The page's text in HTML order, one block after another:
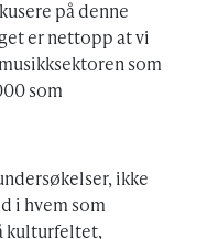
på denne
er nettopp at vi
som
som
ikke
i hvem som
kulturfeltet,